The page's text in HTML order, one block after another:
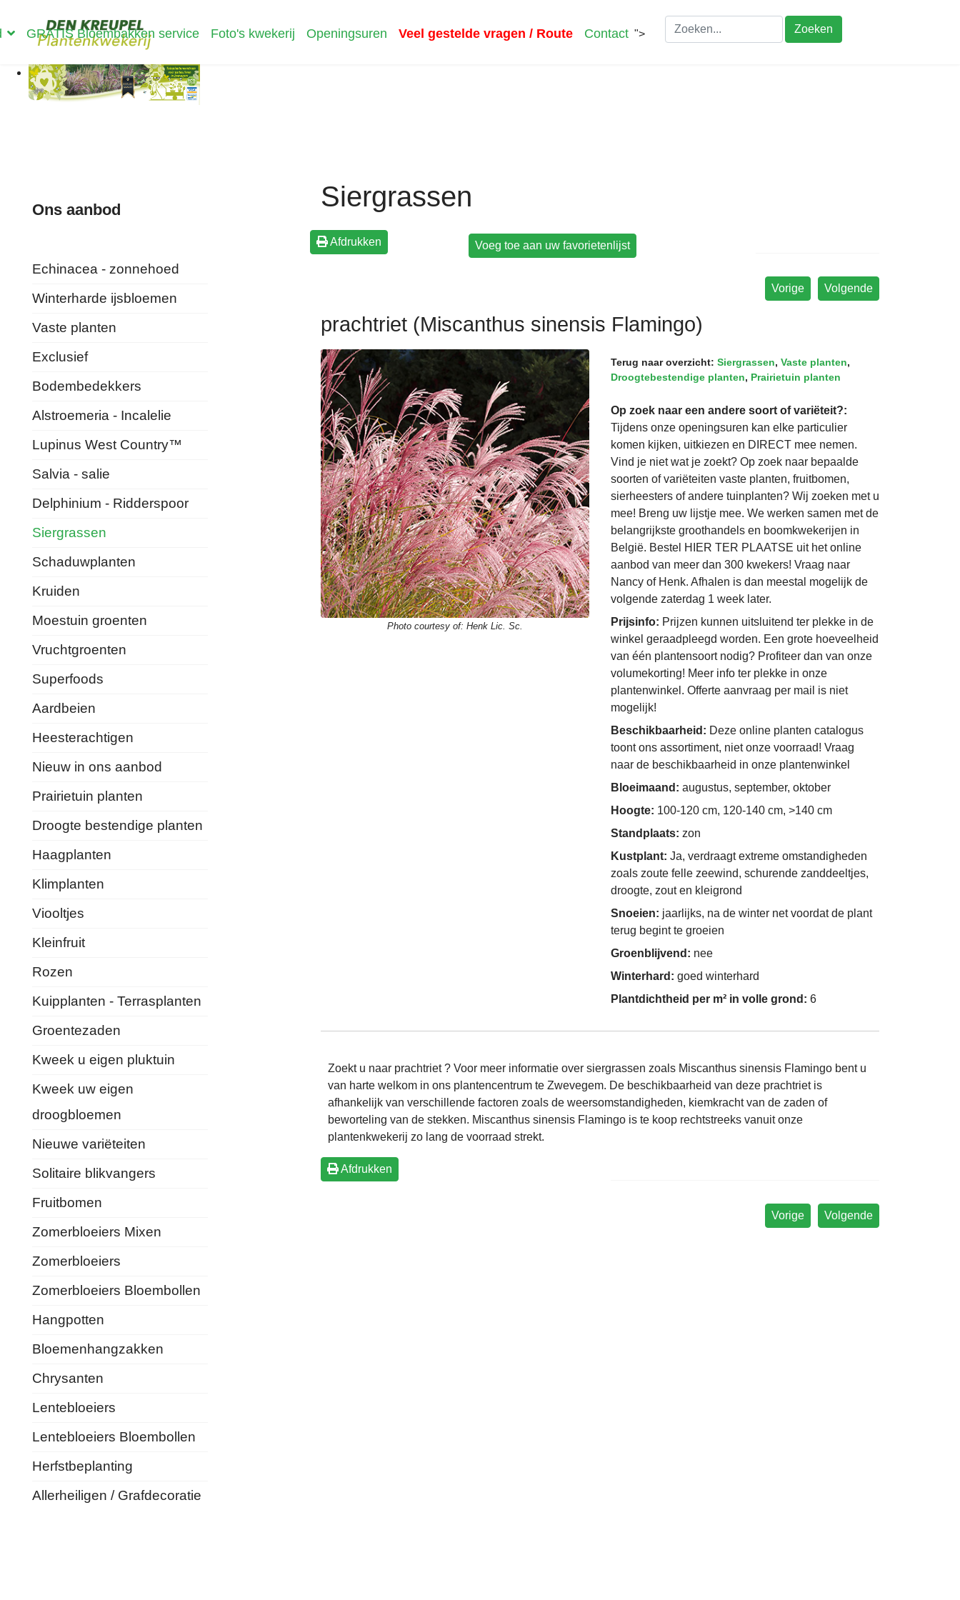
GRATIS Bloembakken service Foto's kwekerij Openingsuren Veel gestelde vragen / Route Contact "> Zoeken
Ons aanbod
Echinacea - zonnehoed
Winterharde ijsbloemen
Vaste planten
Exclusief
Bodembedekkers
Alstroemeria - Incalelie
Lupinus West Country™
Salvia - salie
Delphinium - Ridderspoor
Siergrassen
Schaduwplanten
Kruiden
Moestuin groenten
Vruchtgroenten
Superfoods
Aardbeien
Heesterachtigen
Nieuw in ons aanbod
Prairietuin planten
Droogte bestendige planten
Haagplanten
Klimplanten
Viooltjes
Kleinfruit
Rozen
Kuipplanten - Terrasplanten
Groentezaden
Kweek u eigen pluktuin
Kweek uw eigen
droogbloemen
Nieuwe variëteiten
Solitaire blikvangers
Fruitbomen
Zomerbloeiers Mixen
Zomerbloeiers
Zomerbloeiers Bloembollen
Hangpotten
Bloemenhangzakken
Chrysanten
Lentebloeiers
Lentebloeiers Bloembollen
Herfstbeplanting
Allerheiligen / Grafdecoratie
Siergrassen
Afdrukken
Volgende
Vorige
prachtriet (Miscanthus sinensis Flamingo)
Photo courtesy of: Henk Lic. Sc.
Terug naar overzicht: Siergrassen, Vaste planten,
Droogtebestendige planten, Prairietuin planten
Op zoek naar een andere soort of variëteit?:
Tijdens onze openingsuren kan elke particulier
komen kijken, uitkiezen en DIRECT mee nemen.
Vind je niet wat je zoekt? Op zoek naar bepaalde
soorten of variëteiten vaste planten, fruitbomen,
sierheesters of andere tuinplanten? Wij zoeken met u
mee! Breng uw lijstje mee. We werken samen met de
belangrijkste groothandels en boomkwekerijen in
België. Bestel HIER TER PLAATSE uit het online
aanbod van meer dan 300 kwekers! Vraag naar
Nancy of Henk. Afhalen is dan meestal mogelijk de
volgende zaterdag 1 week later.
Prijsinfo: Prijzen kunnen uitsluitend ter plekke in de
winkel geraadpleegd worden. Een grote hoeveelheid
van één plantensoort nodig? Profiteer dan van onze
volumekorting! Meer info ter plekke in onze
plantenwinkel. Offerte aanvraag per mail is niet
mogelijk!
Beschikbaarheid: Deze online planten catalogus
toont ons assortiment, niet onze voorraad! Vraag
naar de beschikbaarheid in onze plantenwinkel
Bloeimaand: augustus, september, oktober
Hoogte: 100-120 cm, 120-140 cm, >140 cm
Standplaats: zon
Kustplant: Ja, verdraagt extreme omstandigheden
zoals zoute felle zeewind, schurende zanddeeltjes,
droogte, zout en kleigrond
Snoeien: jaarlijks, na de winter net voordat de plant
terug begint te groeien
Groenblijvend: nee
Winterhard: goed winterhard
Plantdichtheid per m² in volle grond: 6
Zoekt u naar prachtriet ? Voor meer informatie over siergrassen zoals Miscanthus sinensis Flamingo bent u
van harte welkom in ons plantencentrum te Zwevegem. De beschikbaarheid van deze prachtriet is
afhankelijk van verschillende factoren zoals de weersomstandigheden, kiemkracht van de zaden of
beworteling van de stekken. Miscanthus sinensis Flamingo is te koop rechtstreeks vanuit onze
plantenkwekerij zo lang de voorraad strekt.
Afdrukken
Volgende
Vorige